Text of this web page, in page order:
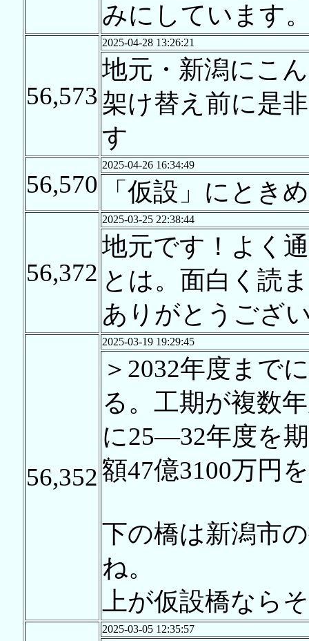
みにしています
56,573
2025-04-28 13:26:21
地元・新潟にこ
架け替え前に是
す
56,570
2025-04-26 16:34:49
「仮設」にとき
56,372
2025-03-25 22:38:44
地元です！よく
とは。面白く読
ありがとうござ
56,352
2025-03-19 19:29:45
＞2032年度まで
る。工期が複数
に25―32年度を
額47億3100万円
下の橋は新潟市
ね。
上が仮設橋なら
2025-03-05 12:35:57